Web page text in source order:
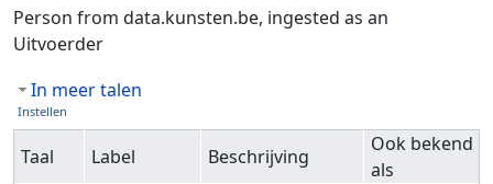
Ga naar:navigatie,zoeken
Person from data.kunsten.be, ingested as an
Uitvoerder
In meer talen
Instellen
Taal Label Beschrijving
Ook bekend
als